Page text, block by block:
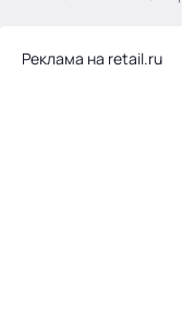
Реклама на retail.ru